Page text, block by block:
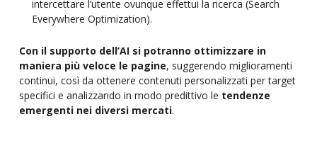
intercettare l’utente ovunque effettui la ricerca (Search
Everywhere Optimization).
Con il supporto dell’AI si potranno ottimizzare in
maniera più veloce le pagine, suggerendo miglioramenti
continui, così da ottenere contenuti personalizzati per target
specifici e analizzando in modo predittivo le tendenze
emergenti nei diversi mercati.